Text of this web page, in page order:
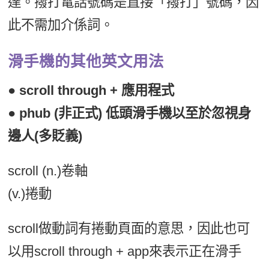
此不需加介係詞。
滑手機的其他英文用法
● scroll through + 應用程式
● phub (非正式) 低頭滑手機以至於忽視身
邊人(多貶義)
scroll (n.)卷軸
(v.)捲動
scroll做動詞有捲動頁面的意思，因此也可
以用scroll through + app來表示正在滑手